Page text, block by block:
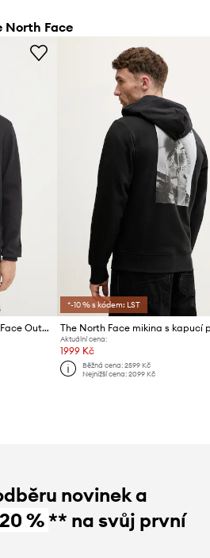
North Face
Bavlněná mikina The North Face Outdoor Graphic
*-10 % s kódem: LST
Aktuální cena:
1999 Kč
Běžná cena: 2599 Kč
Nejnižší cena: 2099 Kč
novinek a
20 %** na svůj první